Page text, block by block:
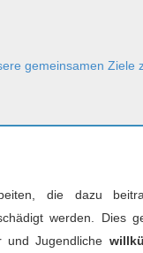
gemeinsamen Ziele
die dazu
werden. Dies
und Jugendliche